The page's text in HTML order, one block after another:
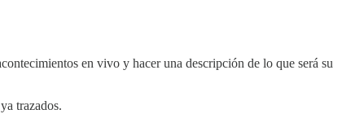
en vivo y hacer una descripción de lo que será su
trazados.